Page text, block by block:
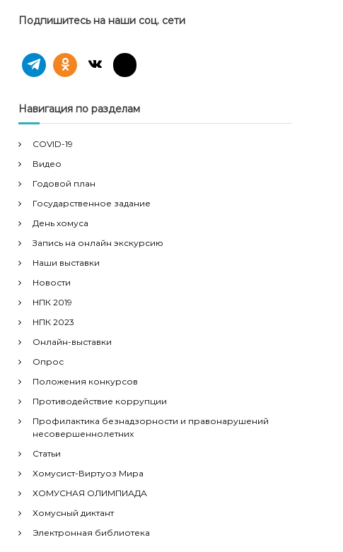
Подпишитесь на наши соц. сети
Навигация по разделам
COVID-19
Видео
Годовой план
Государственное задание
День хомуса
Запись на онлайн экскурсию
Наши выставки
Новости
НПК 2019
НПК 2023
Онлайн-выставки
Опрос
Положения конкурсов
Противодействие коррупции
Профилактика безнадзорности и правонарушений
несовершеннолетних
Статьи
Хомусист-Виртуоз Мира
ХОМУСНАЯ ОЛИМПИАДА
Хомусный диктант
Электронная библиотека